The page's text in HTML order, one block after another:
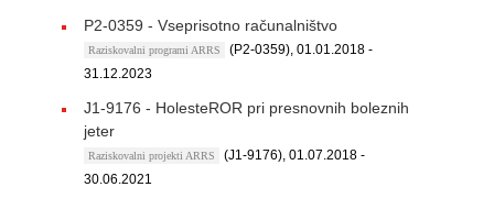
P2-0359 - Vseprisotno računalništvo
Raziskovalni programi ARRS
(P2-0359), 01.01.2018 -
31.12.2023
J1-9176 - HolesteROR pri presnovnih boleznih
jeter
Raziskovalni projekti ARRS
(J1-9176), 01.07.2018 -
30.06.2021